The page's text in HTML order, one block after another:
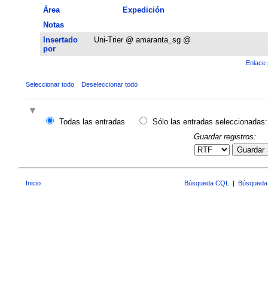
Área
Expedición
Notas
Insertado
por
Uni-Trier @ amaranta_sg @
Enlace
Seleccionar todo Deseleccionar todo
Todas las entradas
Sólo las entradas seleccionadas:
Guardar registros:
Guardar
Inicio Búsqueda CQL